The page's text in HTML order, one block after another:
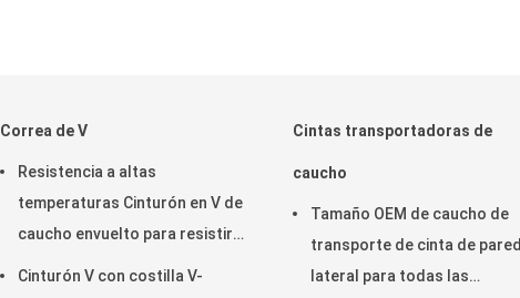
Correa de V
Resistencia a altas
temperaturas Cinturón en V de
caucho envuelto para resistir
Cinturón V con costilla V-
Cintas transportadoras de
caucho
Tamaño OEM de caucho de
transporte de cinta de pared
lateral para todas las